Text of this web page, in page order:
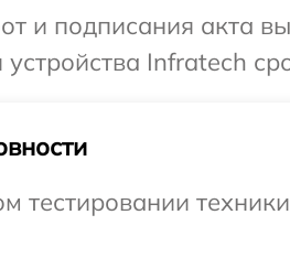
и подписания акта
Infratech